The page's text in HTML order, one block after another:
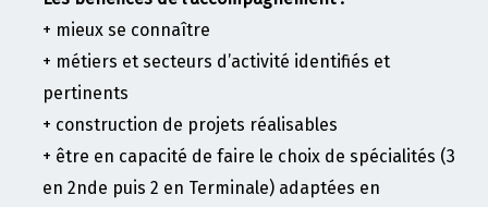
+ mieux se connaître
+ métiers et secteurs d’activité identifiés et
pertinents
+ construction de projets réalisables
+ être en capacité de faire le choix de spécialités (3
en 2nde puis 2 en Terminale) adaptées en